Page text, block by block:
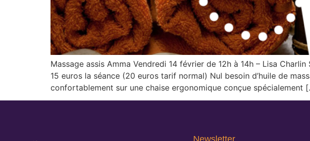
Massage assis Amma Vendredi 14 février de 12h à 14h – Lisa
15 euros la séance (20 euros tarif normal) Nul besoin d’huile de
confortablement sur une chaise ergonomique conçue spécialement